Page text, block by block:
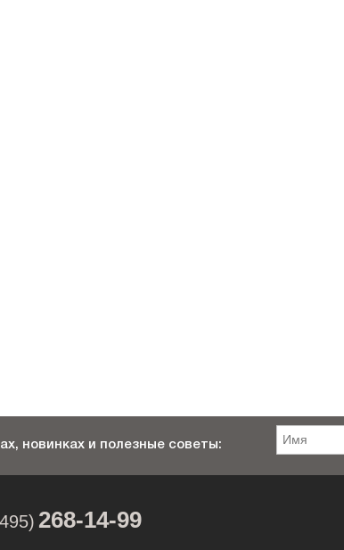
новинках и полезные советы:
268-14-99